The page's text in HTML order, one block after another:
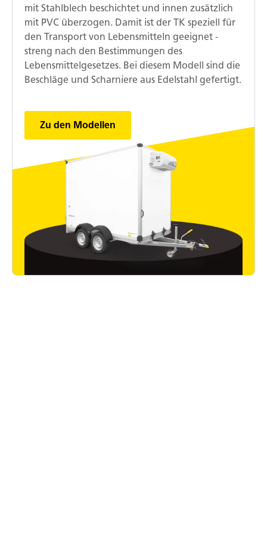
mit Stahlblech beschichtet und innen zusätzlich
mit PVC überzogen. Damit ist der TK speziell für
den Transport von Lebensmitteln geeignet -
streng nach den Bestimmungen des
Lebensmittelgesetzes. Bei diesem Modell sind die
Beschläge und Scharniere aus Edelstahl gefertigt.
Zu den Modellen